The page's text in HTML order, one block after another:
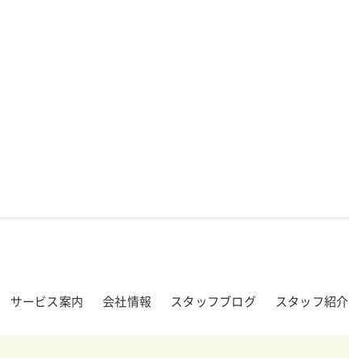
サービス案内 会社情報 スタッフブログ スタッフ紹介